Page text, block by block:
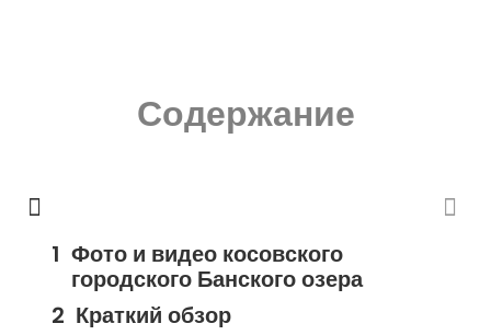
Содержание
Фото и видео косовского
городского Банского озера
Краткий обзор